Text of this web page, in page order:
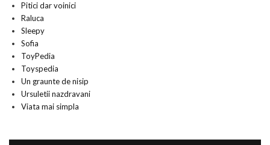
Pitici dar voinici
Raluca
Sleepy
Sofia
ToyPedia
Toyspedia
Un graunte de nisip
Ursuletii nazdravani
Viata mai simpla